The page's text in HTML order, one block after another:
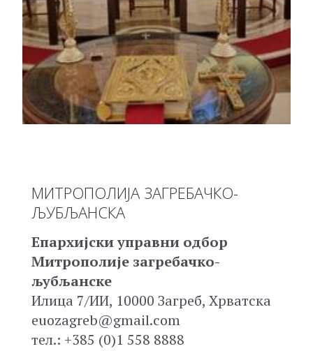
МИТРОПОЛИЈА ЗАГРЕБАЧКО-
ЉУБЉАНСКА
Епархијски управни одбор
Митрополије загребачко-
љубљанске
Илица 7/ИИ, 10000 Загреб, Хрватска
euozagreb@gmail.com
тел.: +385 (0)1 558 8888